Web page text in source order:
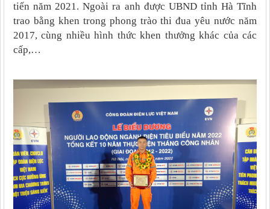
tiến năm 2021. Ngoài ra anh được UBND tỉnh Hà Tĩnh
trao bằng khen trong phong trào thi đua yêu nước năm
2017, cùng nhiều hình thức khen thưởng khác của các
cấp,…